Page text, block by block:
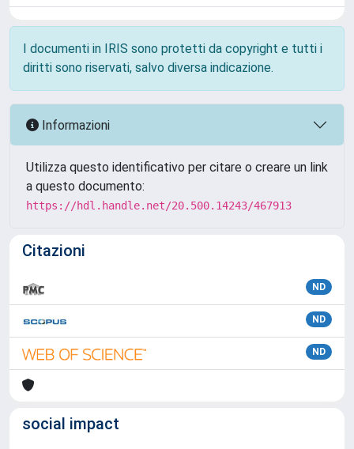
I documenti in IRIS sono protetti da copyright e tutti i
diritti sono riservati, salvo diversa indicazione.
Informazioni
Utilizza questo identificativo per citare o creare un link
a questo documento:
https://hdl.handle.net/20.500.14243/467913
Citazioni
ND
ND
ND
social impact